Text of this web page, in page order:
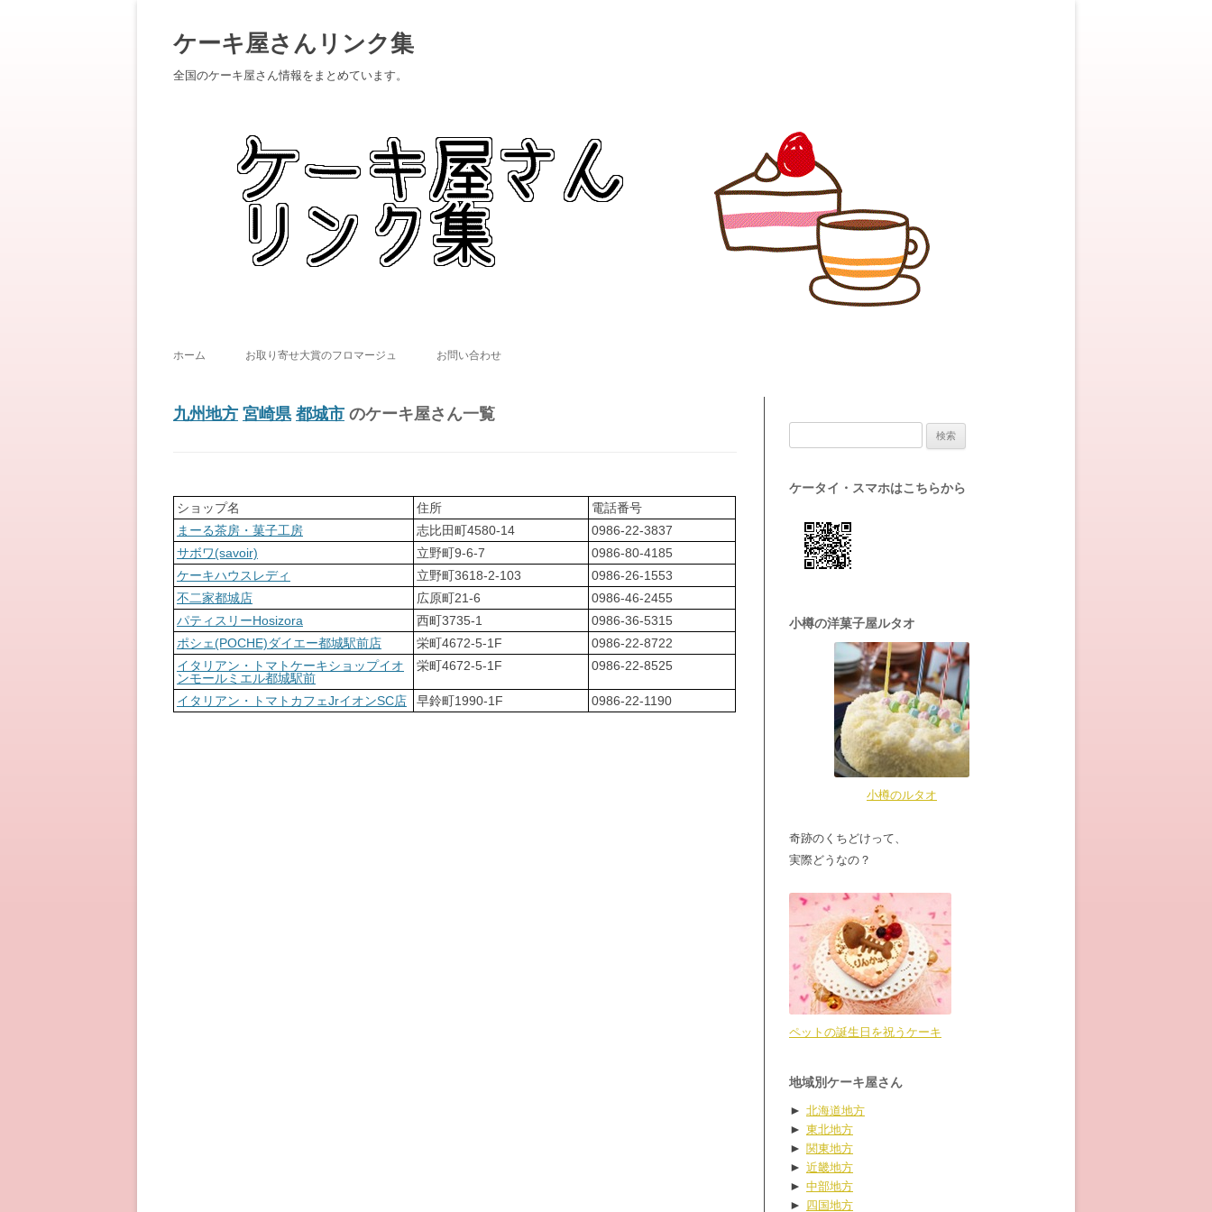
ケーキ屋さんリンク集
全国のケーキ屋さん情報をまとめています。
ホーム お取り寄せ大賞のフロマージュ お問い合わせ
九州地方 宮崎県 都城市 のケーキ屋さん一覧
ショップ名 住所
電話番号
まーる茶房・菓子工房
志比田町4580-14
0986-22-3837
サボワ(savoir)
立野町9-6-7
0986-80-4185
ケーキハウスレディ
立野町3618-2-103
0986-26-1553
不二家都城店
広原町21-6
0986-46-2455
パティスリーHosizora
西町3735-1
0986-36-5315
ポシェ(POCHE)ダイエー都城駅前店
栄町4672-5-1F
0986-22-8722
イタリアン・トマトケーキショップイオ
ンモールミエル都城駅前
栄町4672-5-1F 0986-22-8525
イタリアン・トマトカフェJrイオンSC店 早鈴町1990-1F 0986-22-1190
ケータイ・スマホはこちらから
小樽の洋菓子屋ルタオ
小樽のルタオ
奇跡のくちどけって、
実際どうなの？
ペットの誕生日を祝うケーキ
地域別ケーキ屋さん
► 北海道地方
► 東北地方
► 関東地方
► 近畿地方
► 中部地方
► 四国地方